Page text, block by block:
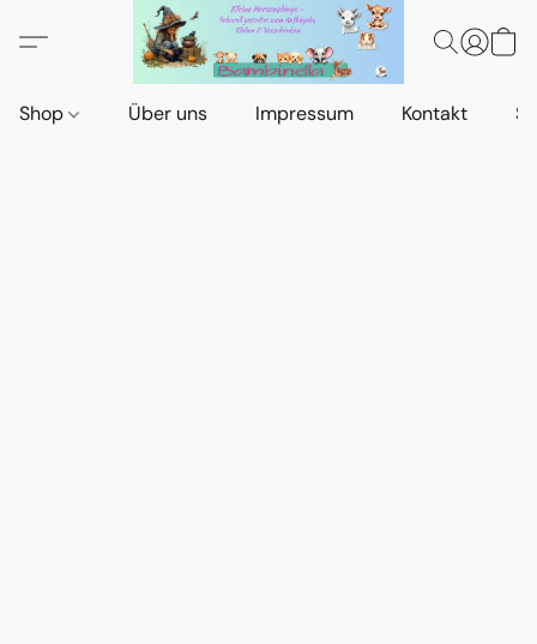
Shop Über uns Impressum Kontakt